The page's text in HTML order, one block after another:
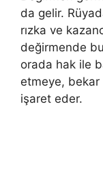
da gelir.
rızka ve
değirmende
orada hak ile
etmeye, bekar
işaret eder.